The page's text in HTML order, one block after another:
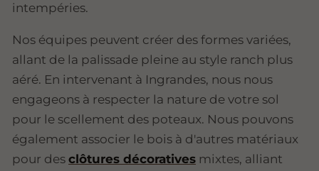
intempéries.
Nos équipes peuvent créer des formes variées,
allant de la palissade pleine au style ranch plus
aéré. En intervenant à Ingrandes, nous nous
engageons à respecter la nature de votre sol
pour le scellement des poteaux. Nous pouvons
également associer le bois à d'autres matériaux
pour des clôtures décoratives mixtes, alliant